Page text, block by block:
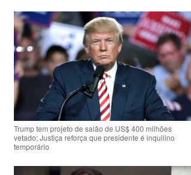
Trump tem projeto de salão de US$ 400 milhões
vetado; Justiça reforça que presidente é inquilino
temporário